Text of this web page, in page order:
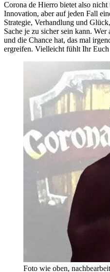
Corona de Hierro bietet also nicht
Innovation, aber auf jeden Fall
Strategie, Verhandlung und
Sache je zu sicher sein kann.
und die Chance hat, das mal
ergreifen. Vielleicht fühlt Ihr Euch
Foto wie oben,